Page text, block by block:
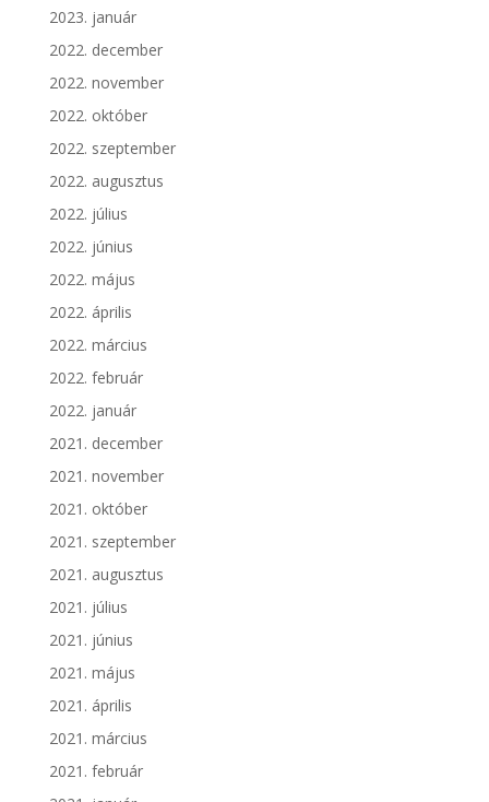
2023. január
2022. december
2022. november
2022. október
2022. szeptember
2022. augusztus
2022. július
2022. június
2022. május
2022. április
2022. március
2022. február
2022. január
2021. december
2021. november
2021. október
2021. szeptember
2021. augusztus
2021. július
2021. június
2021. május
2021. április
2021. március
2021. február